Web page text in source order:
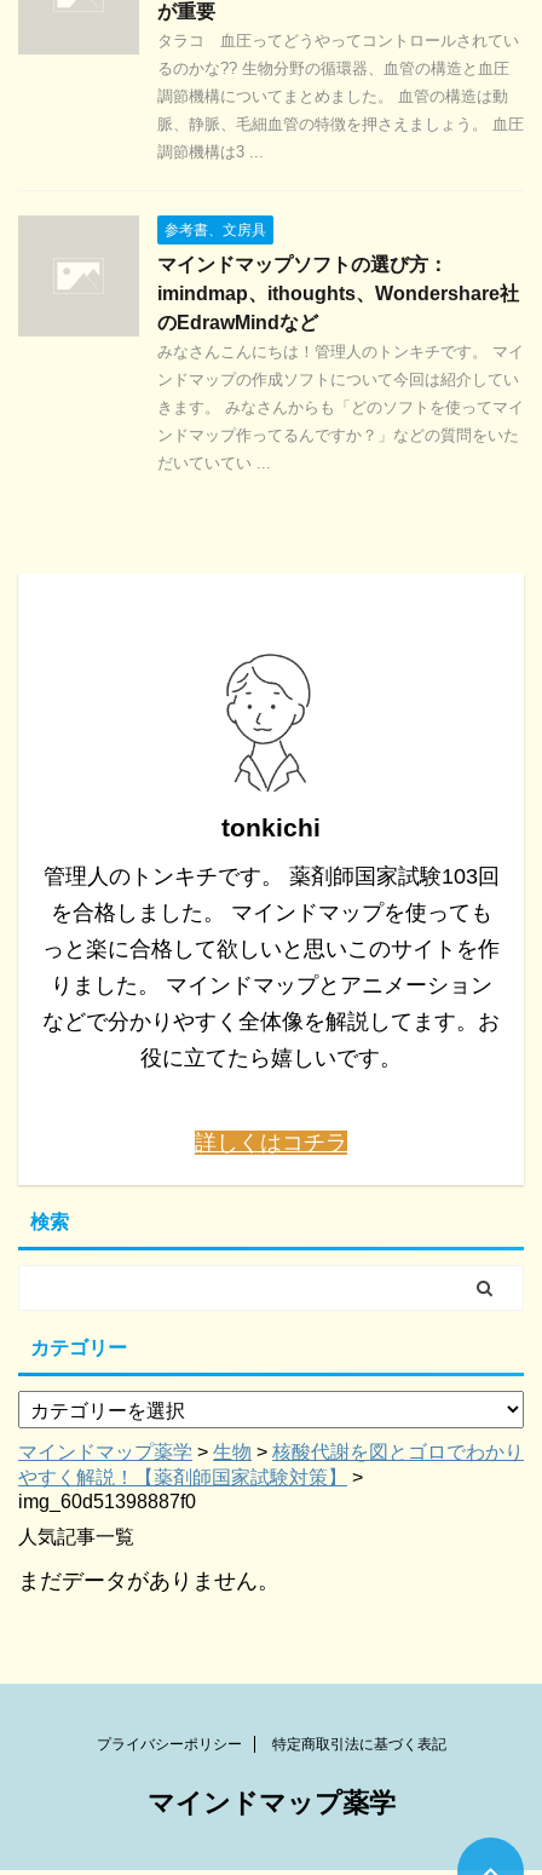
が重要
タラコ 血圧ってどうやってコントロールされてい
るのかな?? 生物分野の循環器、血管の構造と血圧
調節機構についてまとめました。 血管の構造は動
脈、静脈、毛細血管の特徴を押さえましょう。 血圧
調節機構は3 ...
参考書、文房具
マインドマップソフトの選び方：
imindmap、ithoughts、Wondershare社
のEdrawMindなど
みなさんこんにちは！管理人のトンキチです。 マイ
ンドマップの作成ソフトについて今回は紹介してい
きます。 みなさんからも「どのソフトを使ってマイ
ンドマップ作ってるんですか？」などの質問をいた
だいていてい ...
tonkichi
管理人のトンキチです。 薬剤師国家試験103回
を合格しました。 マインドマップを使っても
っと楽に合格して欲しいと思いこのサイトを作
りました。 マインドマップとアニメーション
などで分かりやすく全体像を解説してます。お
役に立てたら嬉しいです。
詳しくはコチラ
検索
カテゴリー
マインドマップ薬学 > 生物 > 核酸代謝を図とゴロでわかり
やすく解説！【薬剤師国家試験対策】
>
img_60d51398887f0
人気記事一覧
まだデータがありません。
プライバシーポリシー 特定商取引法に基づく表記
マインドマップ薬学